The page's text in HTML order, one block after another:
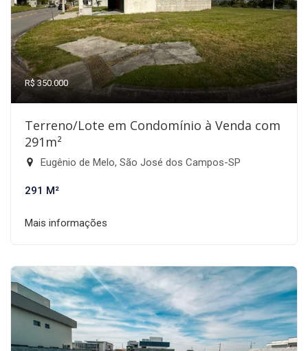
R$ 350.000
Terreno/Lote em Condomínio à Venda com
291m²
Eugênio de Melo, São José dos Campos-SP
291 M²
Mais informações